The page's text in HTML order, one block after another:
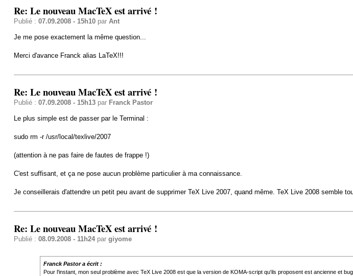
Re: Le nouveau MacTeX est arrivé !
Publié : 07.09.2008 - 15h10par Ant
Je me pose exactement la même question...
Merci d'avance Franck alias LaTeX!!!
Re: Le nouveau MacTeX est arrivé !
Publié : 07.09.2008 - 15h13par Franck Pastor
Le plus simple est de passer par le Terminal :
sudo rm -r /usr/local/texlive/2007
(attention à ne pas faire de fautes de frappe !)
C'est suffisant, et ça ne pose aucun problème particulier à ma connaissance.
Je conseillerais d'attendre un petit peu avant de supprimer TeX Live 2007, quand même. TeX Live 2008 semble
Re: Le nouveau MacTeX est arrivé !
Publié : 08.09.2008 - 11h24par giyome
Franck Pastor a écrit :
Pour l'instant, mon seul problème avec TeX Live 2008 est que la version de KOMA-script qu'ils proposent est ancienne et